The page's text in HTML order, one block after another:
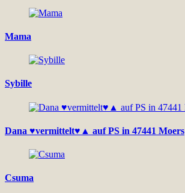
Mama
Sybille
Dana ♥vermittelt♥▲ auf PS in 47441 Moers
Csuma